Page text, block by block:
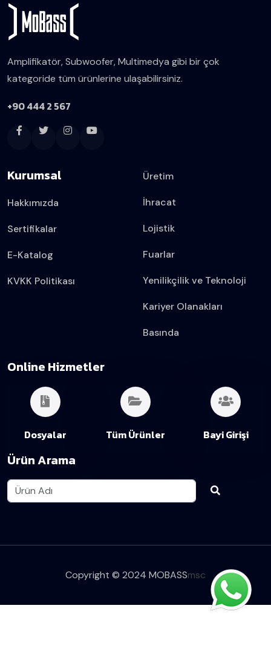
Amplifikatör, Subwoofer, Multimedya gibi bir çok
kategoride tüm ürünlerine ulaşabilirsiniz.
+90 444 2 567
Kurumsal
Hakkımızda
Sertifikalar
E-Katalog
KVKK Politikası
Üretim
İhracat
Lojistik
Fuarlar
Yenilikçilik ve Teknoloji
Kariyer Olanakları
Basında
Online Hizmetler
Dosyalar Tüm Ürünler Bayi Girişi
Ürün Arama
Copyright © 2024 MOBASSmsc